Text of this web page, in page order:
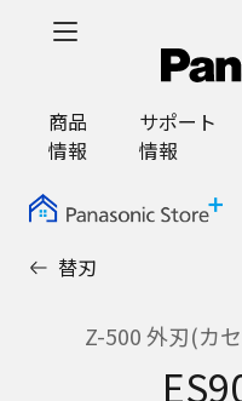
商品
情報
サポート
情報
替刃
Z-500 外刃(カ